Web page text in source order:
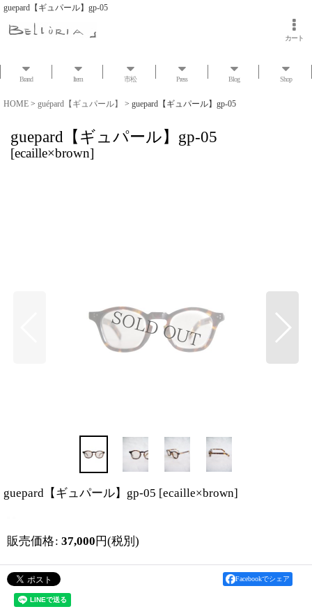
guepard【ギュパール】gp-05
カート
Brand Item 市松 Press Blog Shop
HOME > guépard【ギュパール】 > guepard【ギュパール】gp-05
guepard【ギュパール】gp-05
[ecaille×brown]
guepard【ギュパール】gp-05 [ecaille×brown]
販売価格: 37,000 円(税別)
Facebookでシェア